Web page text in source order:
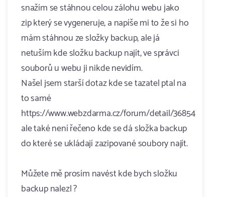
snažím se stáhnou celou zálohu webu jako
zip který se vygeneruje, a napíše mi to že si ho
mám stáhnou ze složky backup, ale já
netuším kde složku backup najít, ve správci
souborů u webu ji nikde nevidím.
Našel jsem starší dotaz kde se tazatel ptal na
to samé
https://www.webzdarma.cz/forum/detail/36854
ale také není řečeno kde se dá složka backup
do které se ukládají zazipované soubory najít.
Můžete mě prosím navést kde bych složku
backup nalezl ?